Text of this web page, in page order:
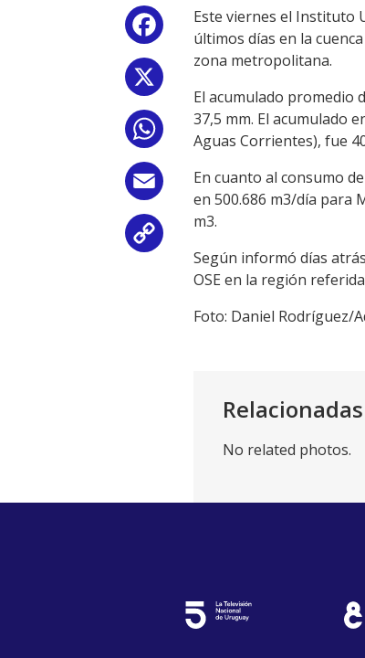
Facebook
WhatsApp
Email
Link
Este viernes el Instituto
últimos días en la
zona metropolitana.
El acumulado promedio
37,5 mm. El acumulado
Aguas Corrientes), fue
En cuanto al consumo
en 500.686 m3/día para
m3.
Según informó días
OSE en la región
Foto: Daniel Rodríguez/
Relacionadas
No related photos.